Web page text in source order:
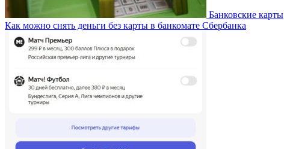
Банковские карты
Как можно снять деньги без карты в банкомате Сбербанка